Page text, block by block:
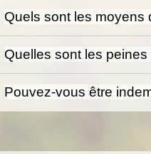
Quels sont les moyens
Quelles sont les
Pouvez-vous être